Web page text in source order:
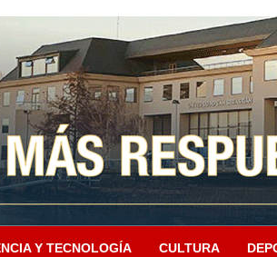
Y TECNOLOGÍA CULTURA